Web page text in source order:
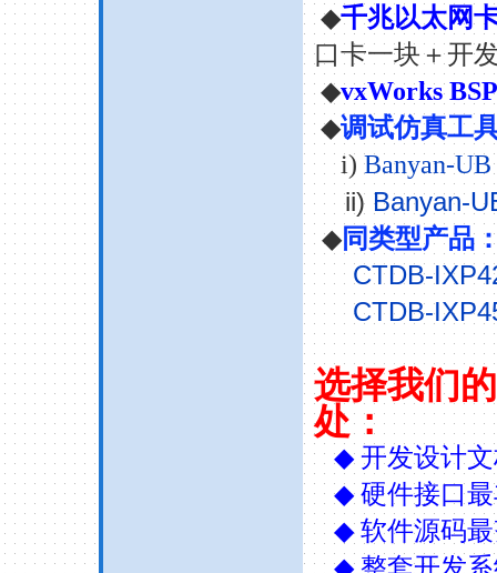
◆千兆以太网
口卡一块＋开
◆vxWorks
◆调试仿真工
i) Banyan-
ii) Banyan-
◆同类型产品
CTDB-
CTDB-
选择我们的
处：
◆ 开发设计
◆ 硬件接口
◆ 软件源码